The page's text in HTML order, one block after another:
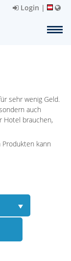
Login |
sehr wenig Geld.
auch
Hotel brauchen,
Produkten kann